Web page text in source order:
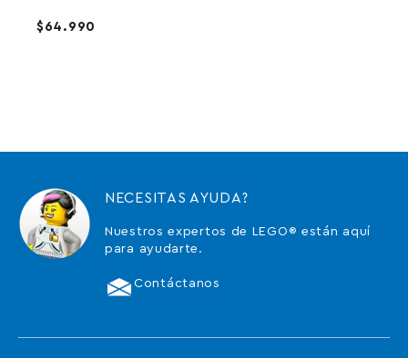
64.990
NECESITAS AYUDA?
Nuestros expertos de LEGO® están aquí
para ayudarte.
Contáctanos